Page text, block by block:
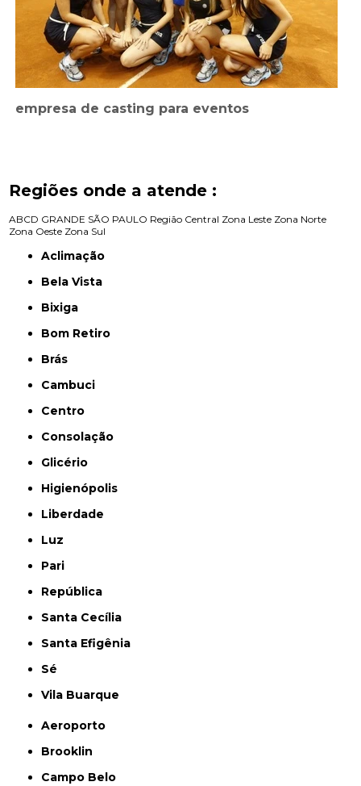
empresa de casting para eventos
Regiões onde a atende :
ABCD GRANDE SÃO PAULO Região Central Zona Leste Zona Norte
Zona Oeste Zona Sul
Aclimação
Bela Vista
Bixiga
Bom Retiro
Brás
Cambuci
Centro
Consolação
Glicério
Higienópolis
Liberdade
Luz
Pari
República
Santa Cecília
Santa Efigênia
Sé
Vila Buarque
Aeroporto
Brooklin
Campo Belo